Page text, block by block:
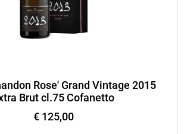
Rose' Grand Vintage 2015
Brut cl.75 Cofanetto
€ 125,00